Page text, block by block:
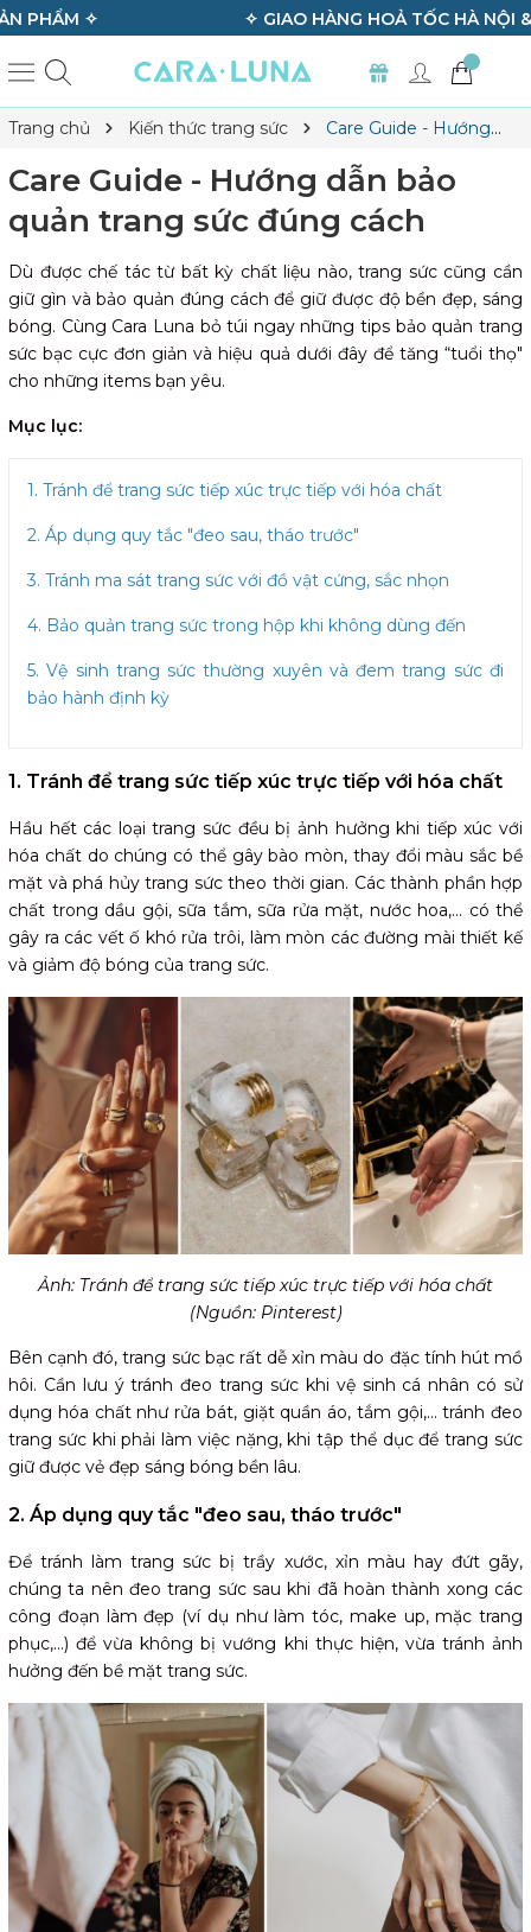
✧ GIAO HÀNG HOẢ TỐC HÀ NỘI & TP.HCM ✧
Trang chủ Kiến thức trang sức
Care Guide - Hướng
Care Guide - Hướng dẫn bảo
quản trang sức đúng cách
Dù được chế tác từ bất kỳ chất liệu nào, trang sức cũng cần
giữ gìn và bảo quản đúng cách để giữ được độ bền đẹp, sáng
bóng. Cùng Cara Luna bỏ túi ngay những tips bảo quản trang
sức bạc cực đơn giản và hiệu quả dưới đây để tăng “tuổi thọ"
cho những items bạn yêu.
Mục lục:
1. Tránh để trang sức tiếp xúc trực tiếp với hóa chất
2. Áp dụng quy tắc "đeo sau, tháo trước"
3. Tránh ma sát trang sức với đồ vật cứng, sắc nhọn
4. Bảo quản trang sức trong hộp khi không dùng đến
5. Vệ sinh trang sức thường xuyên và đem trang sức đi
bảo hành định kỳ
1. Tránh để trang sức tiếp xúc trực tiếp với hóa chất
Hầu hết các loại trang sức đều bị ảnh hưởng khi tiếp xúc với
hóa chất do chúng có thể gây bào mòn, thay đổi màu sắc bề
mặt và phá hủy trang sức theo thời gian. Các thành phần hợp
chất trong dầu gội, sữa tắm, sữa rửa mặt, nước hoa,... có thể
gây ra các vết ố khó rửa trôi, làm mòn các đường mài thiết kế
và giảm độ bóng của trang sức.
Ảnh: Tránh để trang sức tiếp xúc trực tiếp với hóa chất
(Nguồn: Pinterest)
Bên cạnh đó, trang sức bạc rất dễ xỉn màu do đặc tính hút mồ
hôi. Cần lưu ý tránh đeo trang sức khi vệ sinh cá nhân có sử
dụng hóa chất như rửa bát, giặt quần áo, tắm gội,... tránh đeo
trang sức khi phải làm việc nặng, khi tập thể dục để trang sức
giữ được vẻ đẹp sáng bóng bền lâu.
2. Áp dụng quy tắc "đeo sau, tháo trước"
Để tránh làm trang sức bị trầy xước, xỉn màu hay đứt gãy,
chúng ta nên đeo trang sức sau khi đã hoàn thành xong các
công đoạn làm đẹp (ví dụ như làm tóc, make up, mặc trang
phục,...) để vừa không bị vướng khi thực hiện, vừa tránh ảnh
hưởng đến bề mặt trang sức.